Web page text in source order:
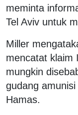
meminta
Tel Aviv untuk
Miller
mencatat klaim
mungkin
gudang
Hamas.